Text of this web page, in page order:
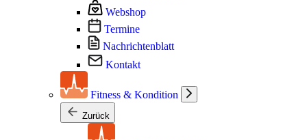
Webshop
Termine
Nachrichtenblatt
Kontakt
Fitness & Kondition
Zurück